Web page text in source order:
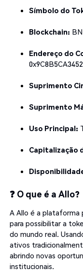
Símbolo do
Blockchain:
Endereço do
Suprimento
Suprimento
Uso Principal:
Capitalização
❓ O que é a Allo?
A Allo é a plataforma
para possibilitar a
do mundo real.
ativos
abrindo novas
institucionais.